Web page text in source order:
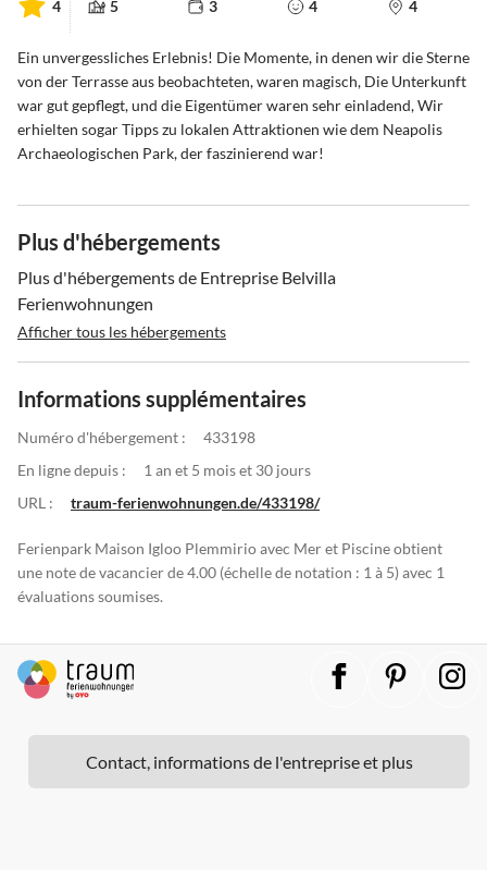
4 5 3 4 4
Ein unvergessliches Erlebnis! Die Momente, in denen wir die Sterne
von der Terrasse aus beobachteten, waren magisch, Die Unterkunft
war gut gepflegt, und die Eigentümer waren sehr einladend, Wir
erhielten sogar Tipps zu lokalen Attraktionen wie dem Neapolis
Archaeologischen Park, der faszinierend war!
Plus d'hébergements
Plus d'hébergements de Entreprise Belvilla
Ferienwohnungen
Afficher tous les hébergements
Informations supplémentaires
Numéro d'hébergement :
433198
En ligne depuis :
1 an et 5 mois et 30 jours
URL :
traum-ferienwohnungen.de/433198/
Ferienpark Maison Igloo Plemmirio avec Mer et Piscine obtient
une note de vacancier de 4.00 (échelle de notation : 1 à 5) avec 1
évaluations soumises.
Contact, informations de l'entreprise et plus